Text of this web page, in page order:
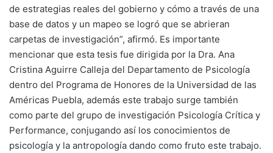
de estrategias reales del gobierno y cómo a través de una
base de datos y un mapeo se logró que se abrieran
carpetas de investigación”, afirmó. Es importante
mencionar que esta tesis fue dirigida por la Dra. Ana
Cristina Aguirre Calleja del Departamento de Psicología
dentro del Programa de Honores de la Universidad de las
Américas Puebla, además este trabajo surge también
como parte del grupo de investigación Psicología Crítica y
Performance, conjugando así los conocimientos de
psicología y la antropología dando como fruto este trabajo.